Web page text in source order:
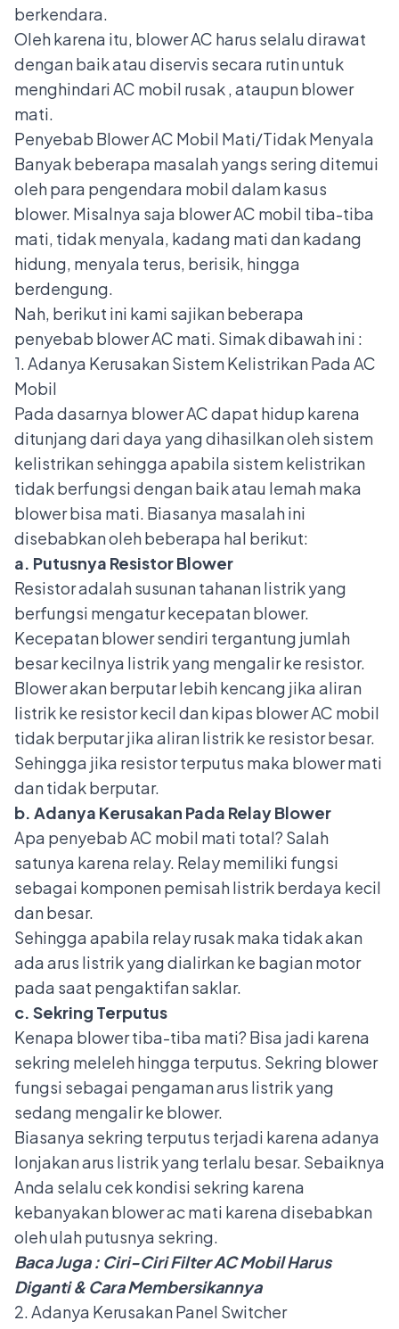
berkendara.
Oleh karena itu, blower AC harus selalu dirawat
dengan baik atau diservis secara rutin untuk
menghindariAC mobil rusak, ataupun blower
mati.
Penyebab Blower AC Mobil Mati/Tidak Menyala
Banyak beberapa masalah yangs sering ditemui
oleh para pengendara mobil dalam kasus
blower. Misalnya saja blower AC mobil tiba-tiba
mati, tidak menyala, kadang mati dan kadang
hidung, menyala terus, berisik, hingga
berdengung.
Nah, berikut ini kami sajikan beberapa
penyebab blower AC mati. Simak dibawah ini :
1. Adanya Kerusakan Sistem Kelistrikan Pada AC
Mobil
Pada dasarnya blower AC dapat hidup karena
ditunjang dari daya yang dihasilkan oleh sistem
kelistrikan sehingga apabila sistem kelistrikan
tidak berfungsi dengan baik atau lemah maka
blower bisa mati. Biasanya masalah ini
disebabkan oleh beberapa hal berikut:
a. Putusnya Resistor Blower
Resistor adalah susunan tahanan listrik yang
berfungsi mengatur kecepatan blower.
Kecepatan blower sendiri tergantung jumlah
besar kecilnya listrik yang mengalir ke resistor.
Blower akan berputar lebih kencang jika aliran
listrik ke resistor kecil dan kipas blower AC mobil
tidak berputar jika aliran listrik ke resistor besar.
Sehingga jika resistor terputus maka blower mati
dan tidak berputar.
b. Adanya Kerusakan Pada Relay Blower
Apa penyebab AC mobil mati total? Salah
satunya karena relay. Relay memiliki fungsi
sebagai komponen pemisah listrik berdaya kecil
dan besar.
Sehingga apabila relay rusak maka tidak akan
ada arus listrik yang dialirkan ke bagian motor
pada saat pengaktifan saklar.
c. Sekring Terputus
Kenapa blower tiba-tiba mati? Bisa jadi karena
sekring melelehhingga terputus. Sekring blower
fungsi sebagai pengaman arus listrik yang
sedang mengalir ke blower.
Biasanya sekring terputus terjadi karena adanya
lonjakan arus listrik yang terlalu besar. Sebaiknya
Anda selalu cek kondisi sekring karena
kebanyakan blower ac mati karena disebabkan
oleh ulah putusnya sekring.
Baca Juga : Ciri-Ciri Filter AC Mobil Harus
Diganti & Cara Membersikannya
2. Adanya Kerusakan Panel Switcher